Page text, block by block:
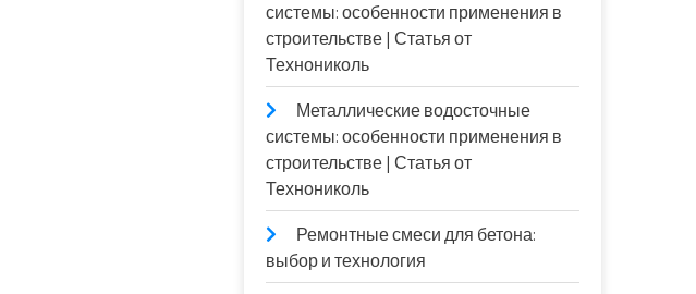
системы: особенности применения в
строительстве | Статья от
Технониколь
Металлические водосточные
системы: особенности применения в
строительстве | Статья от
Технониколь
Ремонтные смеси для бетона:
выбор и технология